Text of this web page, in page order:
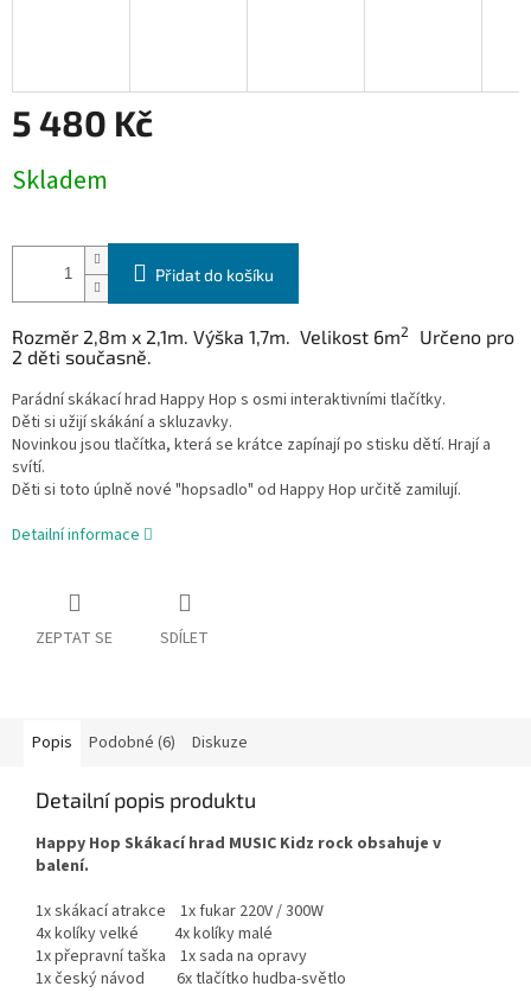
5 480 Kč
cena:
Skladem
Přidat do košíku
Rozměr 2,8m x 2,1m. Výška 1,7m. Velikost 6m2 Určeno pro
2 děti současně.
Parádní skákací hrad Happy Hop s osmi interaktivními tlačítky.
Děti si užijí skákání a skluzavky.
Novinkou jsou tlačítka, která se krátce zapínají po stisku dětí. Hrají a
svítí.
Děti si toto úplně nové "hopsadlo" od Happy Hop určitě zamilují.
Detailní informace
ZEPTAT SE SDÍLET
Popis Podobné (6) Diskuze
Detailní popis produktu
Happy Hop Skákací hrad MUSIC Kidz rock obsahuje v
balení.
1x skákací atrakce 1x fukar 220V / 300W
4x kolíky velké 4x kolíky malé
1x přepravní taška 1x sada na opravy
1x český návod
6x tlačítko hudba-světlo